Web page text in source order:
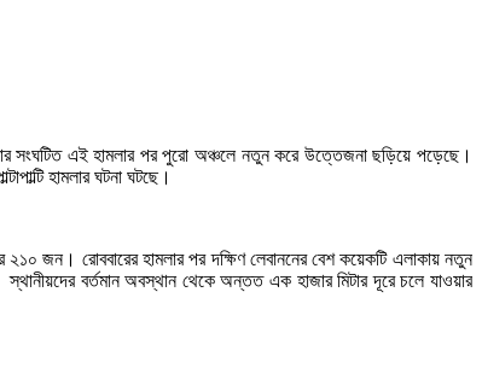
সংঘটিত এই হামলার পর পুরো অঞ্চলে নতুন করে উত্তেজনা ছড়িয়ে পড়েছে।
হামলার ঘটনা ঘটছে।
জন। রোববারের হামলার পর দক্ষিণ লেবাননের বেশ কয়েকটি এলাকায় নতুন
স্থানীয়দের বর্তমান অবস্থান থেকে অন্তত এক হাজার মিটার দূরে চলে যাওয়ার